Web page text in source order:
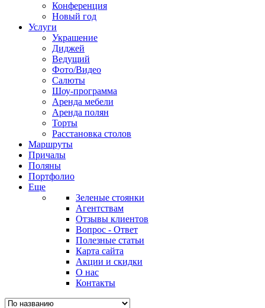
Конференция
Новый год
Услуги
Украшение
Диджей
Ведущий
Фото/Видео
Салюты
Шоу-программа
Аренда мебели
Аренда полян
Торты
Расстановка столов
Маршруты
Причалы
Поляны
Портфолио
Еще
Зеленые стоянки
Агентствам
Отзывы клиентов
Вопрос - Ответ
Полезные статьи
Карта сайта
Акции и скидки
О нас
Контакты